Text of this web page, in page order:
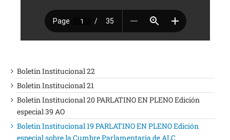
Boletin Institucional 22
Boletin Institucional 21
Boletin Institucional 20 PARLATINO EN PLENO Edición
especial 39 AO
Boletin Institucional 19 PARLATINO EN PLENO Edición
especial sobre la Cumbre Parlamentaria de ALC